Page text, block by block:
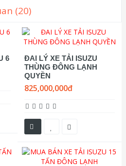
(20)
6
ĐAI LÝ XE TẢI ISUZU
THÙNG ĐÔNG LẠNH
QUYỀN
825,000,000đ